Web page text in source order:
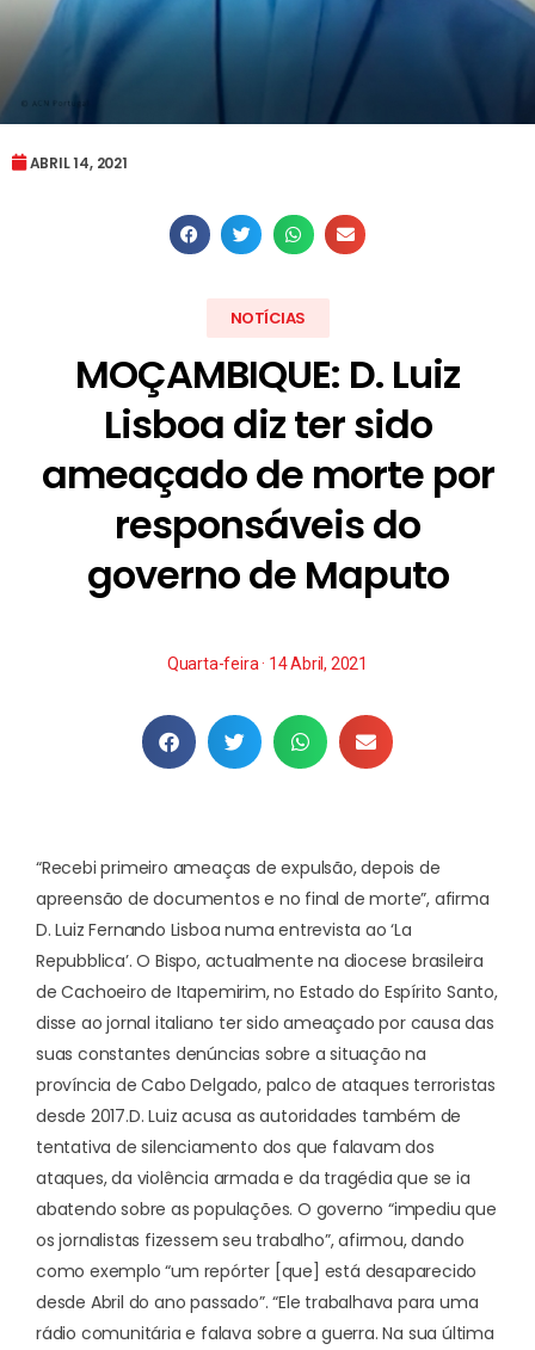
ABRIL 14, 2021
NOTÍCIAS
MOÇAMBIQUE: D. Luiz
Lisboa diz ter sido
ameaçado de morte por
responsáveis do
governo de Maputo
Quarta-feira · 14 Abril, 2021
“Recebi primeiro ameaças de expulsão, depois de
apreensão de documentos e no final de morte”, afirma
D. Luiz Fernando Lisboa numa entrevista ao ‘La
Repubblica’. O Bispo, actualmente na diocese brasileira
de Cachoeiro de Itapemirim, no Estado do Espírito Santo,
disse ao jornal italiano ter sido ameaçado por causa das
suas constantes denúncias sobre a situação na
província de Cabo Delgado, palco de ataques terroristas
desde 2017.D. Luiz acusa as autoridades também de
tentativa de silenciamento dos que falavam dos
ataques, da violência armada e da tragédia que se ia
abatendo sobre as populações. O governo “impediu que
os jornalistas fizessem seu trabalho”, afirmou, dando
como exemplo “um repórter [que] está desaparecido
desde Abril do ano passado”. “Ele trabalhava para uma
rádio comunitária e falava sobre a guerra. Na sua última